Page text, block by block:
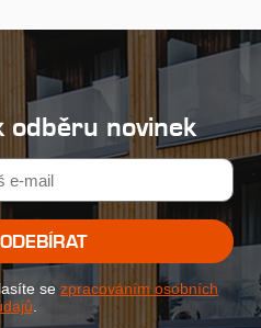
novinek
se zpracováním osobních
.